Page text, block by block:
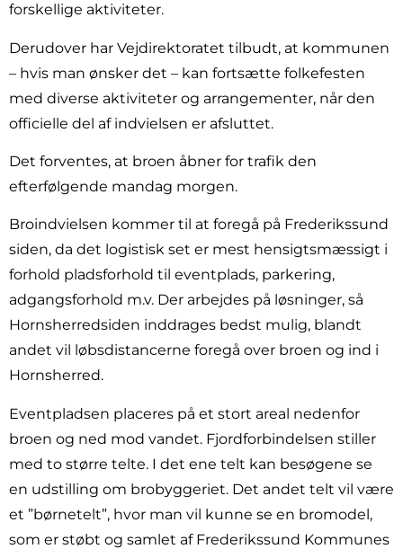
forskellige aktiviteter.
Derudover har Vejdirektoratet tilbudt, at kommunen
– hvis man ønsker det – kan fortsætte folkefesten
med diverse aktiviteter og arrangementer, når den
officielle del af indvielsen er afsluttet.
Det forventes, at broen åbner for trafik den
efterfølgende mandag morgen.
Broindvielsen kommer til at foregå på Frederikssund
siden, da det logistisk set er mest hensigtsmæssigt i
forhold pladsforhold til eventplads, parkering,
adgangsforhold m.v. Der arbejdes på løsninger, så
Hornsherredsiden inddrages bedst mulig, blandt
andet vil løbsdistancerne foregå over broen og ind i
Hornsherred.
Eventpladsen placeres på et stort areal nedenfor
broen og ned mod vandet. Fjordforbindelsen stiller
med to større telte. I det ene telt kan besøgene se
en udstilling om brobyggeriet. Det andet telt vil være
et ”børnetelt”, hvor man vil kunne se en bromodel,
som er støbt og samlet af Frederikssund Kommunes